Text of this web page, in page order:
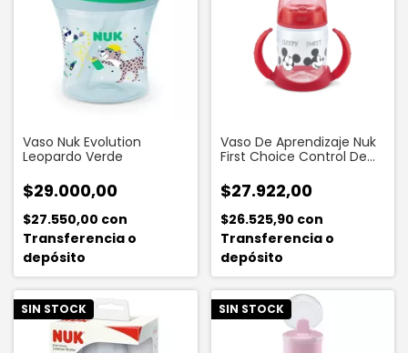
Vaso Nuk Evolution
Leopardo Verde
$29.000,00
$27.550,00 con
Transferencia o
depósito
Vaso De Aprendizaje Nuk
First Choice Control De
Mouse Roja X 150 Ml
$27.922,00
$26.525,90 con
Transferencia o
depósito
SIN STOCK SIN STOCK